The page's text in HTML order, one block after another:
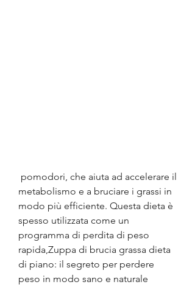
metabolismo e a bruciare i grassi in
modo più efficiente. Questa dieta è
spesso utilizzata come un
programma di perdita di peso
rapida,Zuppa di brucia grassa dieta
di piano: il segreto per perdere
peso in modo sano e naturale